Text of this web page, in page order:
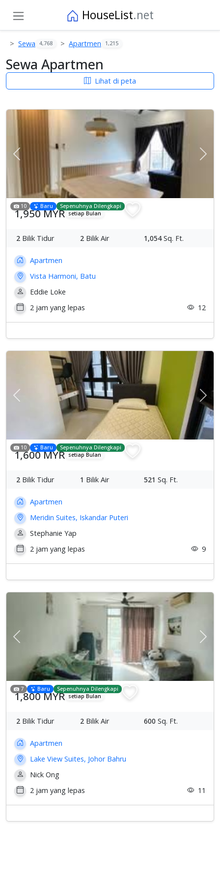
HouseList.net
Sewa 4,768 Apartmen 1,215
Sewa Apartmen
Lihat di peta
Previous
10 Baru Sepenuhnya Dilengkapi
1,950 MYR setiap Bulan
2 Bilik Tidur 2 Bilik Air 1,054Sq. Ft.
Apartmen
Vista Harmoni, Batu
Eddie Loke
2 jam yang lepas
12
Previous
10 Baru Sepenuhnya Dilengkapi
1,600 MYR setiap Bulan
2 Bilik Tidur 1 Bilik Air 521 Sq. Ft.
Apartmen
Meridin Suites, Iskandar Puteri
Stephanie Yap
2 jam yang lepas
9
Previous
7 Baru Sepenuhnya Dilengkapi
1,800 MYR setiap Bulan
2 Bilik Tidur 2 Bilik Air 600 Sq. Ft.
Apartmen
Lake View Suites, Johor Bahru
Nick Ong
2 jam yang lepas
11